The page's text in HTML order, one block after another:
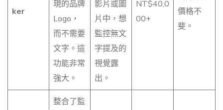
ker
現的品牌
Logo，
而不需要
文字。這
功能非常
強大。
影片或圖
片中，想
監控無文
字提及的
視覺露
出。
NT$40,0
00+
價格不
斐。
整合了監